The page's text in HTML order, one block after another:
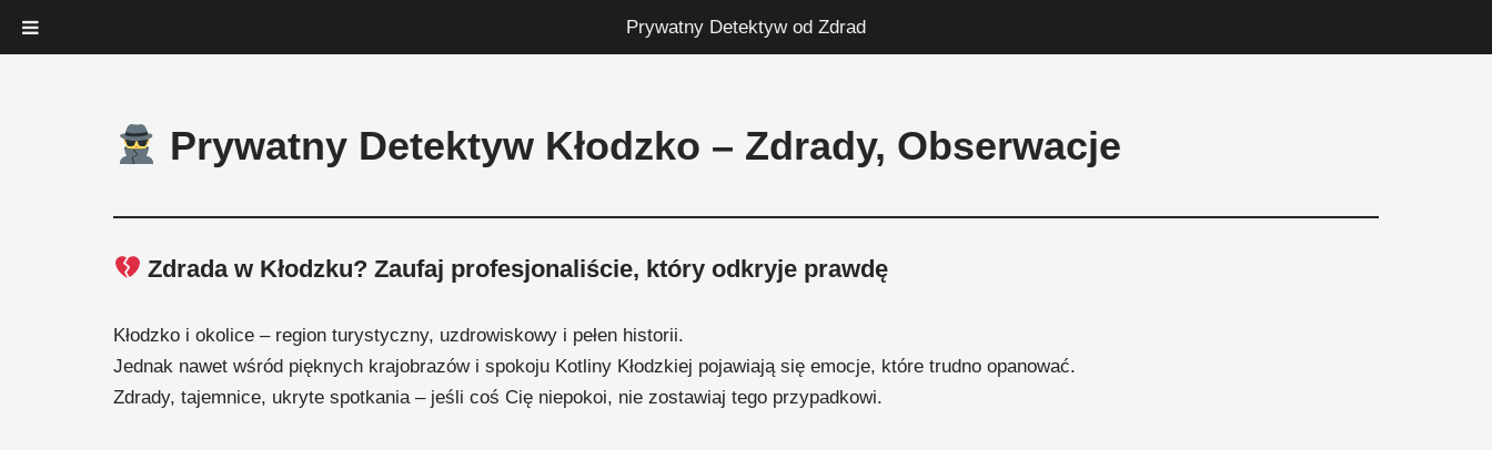
Prywatny Detektyw od Zdrad
Prywatny Detektyw Kłodzko – Zdrady, Obserwacje
Zdrada w Kłodzku? Zaufaj profesjonaliście, który odkryje prawdę
Kłodzko i okolice – region turystyczny, uzdrowiskowy i pełen historii.
Jednak nawet wśród pięknych krajobrazów i spokoju Kotliny Kłodzkiej pojawiają się emocje, które trudno opanować.
Zdrady, tajemnice, ukryte spotkania – jeśli coś Cię niepokoi, nie zostawiaj tego przypadkowi.